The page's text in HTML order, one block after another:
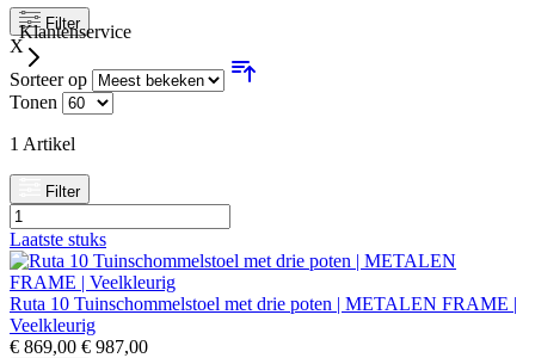
Klantenservice
Filter
X
Sorteer op
Tonen
1 Artikel
Filter
Laatste stuks
Ruta 10 Tuinschommelstoel met drie poten | METALEN FRAME |
Veelkleurig
€ 869,00 € 987,00